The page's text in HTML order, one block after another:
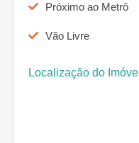
Próximo ao Metrô
Vão Livre
Localização do Imóvel